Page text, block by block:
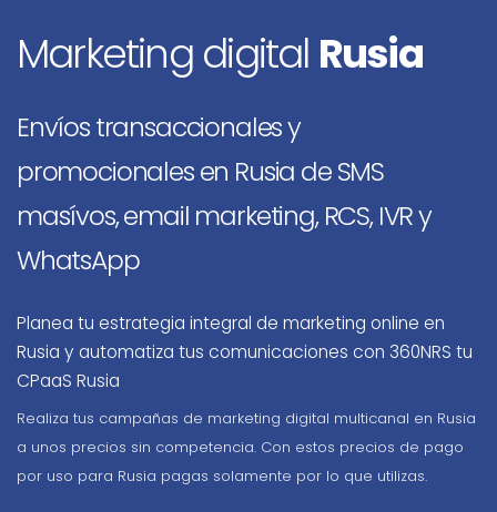
Marketing digital Rusia
Envíos transaccionales y
promocionales en Rusia de SMS
masívos, email marketing, RCS, IVR y
WhatsApp
Planea tu estrategia integral de marketing online en
Rusia y automatiza tus comunicaciones con 360NRS tu
CPaaS Rusia
Realiza tus campañas de marketing digital multicanal en Rusia
a unos precios sin competencia. Con estos precios de pago
por uso para Rusia pagas solamente por lo que utilizas.